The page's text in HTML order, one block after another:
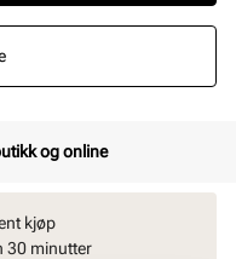
og online
kjøp
30 minutter